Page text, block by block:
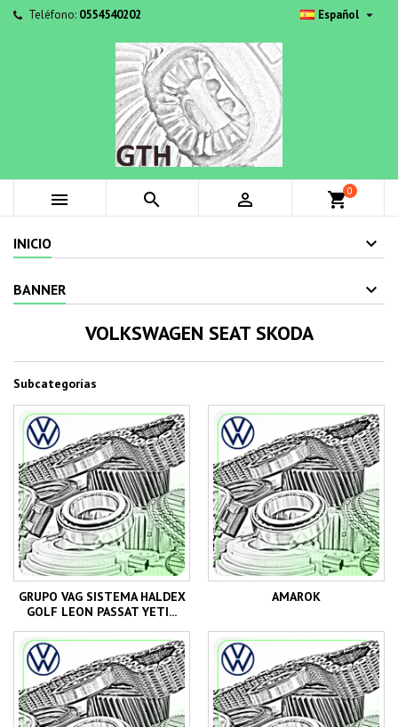
Teléfono: 0554540202 Español 
   shopping_cart0
INICIO
BANNER
VOLKSWAGEN SEAT SKODA
Subcategorías
GRUPO VAG SISTEMA HALDEX
GOLF LEON PASSAT YETI...
AMAROK